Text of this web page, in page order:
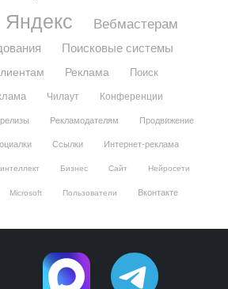
Яндекс
Вебмастерам
Поисковые системы
Реклама
Поиск
Чилаут Конференции
Рекламодателям Продвижение
Ссылки Интернет-реклама
Бизнес Сайт Нейросети
Microsoft Пользователи Вконтакте